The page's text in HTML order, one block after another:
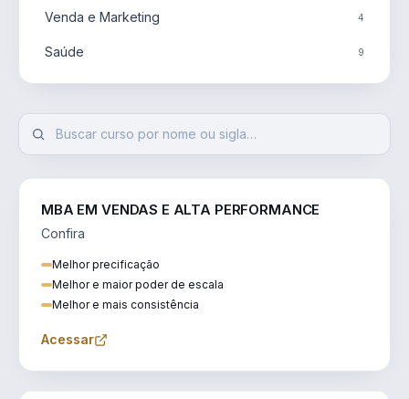
Venda e Marketing 4
Saúde 9
MBA EM VENDAS E ALTA PERFORMANCE
Confira
Melhor precificação
Melhor e maior poder de escala
Melhor e mais consistência
Acessar